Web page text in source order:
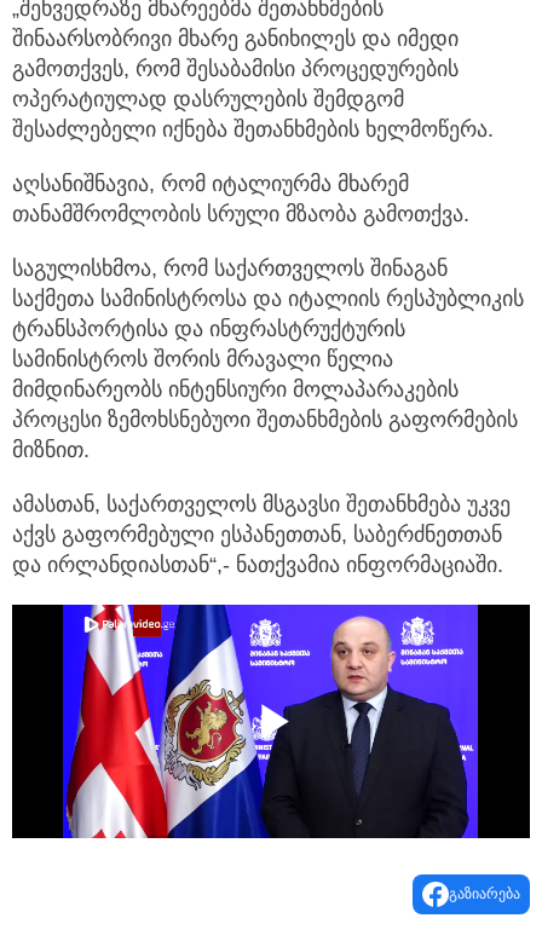
„შეხვედრაზე მხარეებმა შეთანხმების
შინაარსობრივი მხარე განიხილეს და იმედი
გამოთქვეს, რომ შესაბამისი პროცედურების
ოპერატიულად დასრულების შემდგომ
შესაძლებელი იქნება შეთანხმების ხელმოწერა.
აღსანიშნავია, რომ იტალიურმა მხარემ
თანამშრომლობის სრული მზაობა გამოთქვა.
საგულისხმოა, რომ საქართველოს შინაგან
საქმეთა სამინისტროსა და იტალიის რესპუბლიკის
ტრანსპორტისა და ინფრასტრუქტურის
სამინისტროს შორის მრავალი წელია
მიმდინარეობს ინტენსიური მოლაპარაკების
პროცესი ზემოხსნებუოი შეთანხმების გაფორმების
მიზნით.
ამასთან, საქართველოს მსგავსი შეთანხმება უკვე
აქვს გაფორმებული ესპანეთთან, საბერძნეთთან
და ირლანდიასთან“,- ნათქვამია ინფორმაციაში.
Play
Video
გაზიარება